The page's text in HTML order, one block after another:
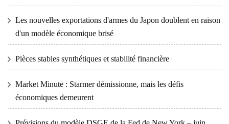
Les nouvelles exportations d'armes du Japon doublent en raison
d'un modèle économique brisé
Pièces stables synthétiques et stabilité financière
Market Minute : Starmer démissionne, mais les défis
économiques demeurent